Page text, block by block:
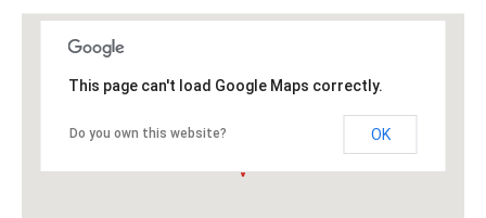
CATALOGUE
FAIRE UNE DEMANDE
This page can't load Google Maps correctly.
Do you own this website? OK